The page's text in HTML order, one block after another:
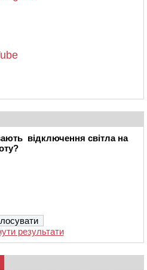
відключення світла на
результати